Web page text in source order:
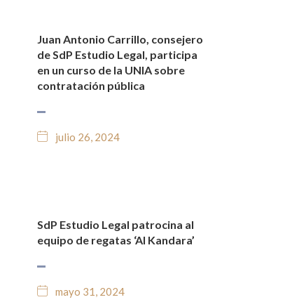
NOTICIAS Y BLOG JURÍDICO
Juan Antonio Carrillo, consejero
de SdP Estudio Legal, participa
en un curso de la UNIA sobre
contratación pública
julio 26, 2024
NOTICIAS Y BLOG JURÍDICO
SdP Estudio Legal patrocina al
equipo de regatas ‘Al Kandara’
mayo 31, 2024